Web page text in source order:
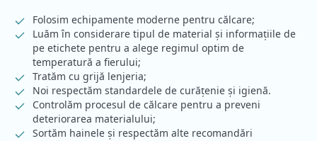
Folosim echipamente moderne pentru călcare;
Luăm în considerare tipul de material și informațiile de
pe etichete pentru a alege regimul optim de
temperatură a fierului;
Tratăm cu grijă lenjeria;
Noi respectăm standardele de curățenie și igienă.
Controlăm procesul de călcare pentru a preveni
deteriorarea materialului;
Sortăm hainele și respectăm alte recomandări